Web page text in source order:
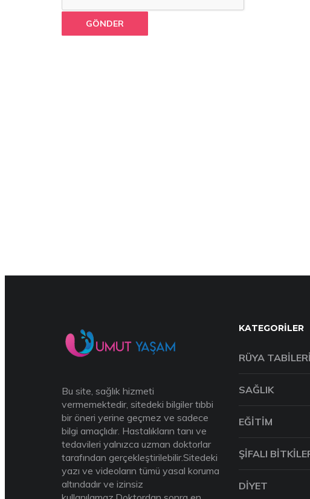
GÖNDER
Bu site, sağlık hizmeti
vermemektedir, sitedeki bilgiler tıbbi
bir öneri yerine geçmez ve sadece
bilgi amaçlıdır. Hastalıkların tanı ve
tedavileri yalnızca uzman doktorlar
tarafından gerçekleştirilebilir.Sitedeki
yazı ve videoların tümü yasal koruma
altındadır ve izinsiz
KATEGORILER
RÜYA TABILERI
SAĞLIK
EĞITIM
ŞIFALI
DIYET